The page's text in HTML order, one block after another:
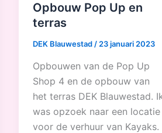
Opbouw Pop Up en
terras
DEK Blauwestad / 23 januari 2023
Opbouwen van de Pop Up
Shop 4 en de opbouw van
het terras DEK Blauwestad.
was opzoek naar een locatie
voor de verhuur van Kayaks.